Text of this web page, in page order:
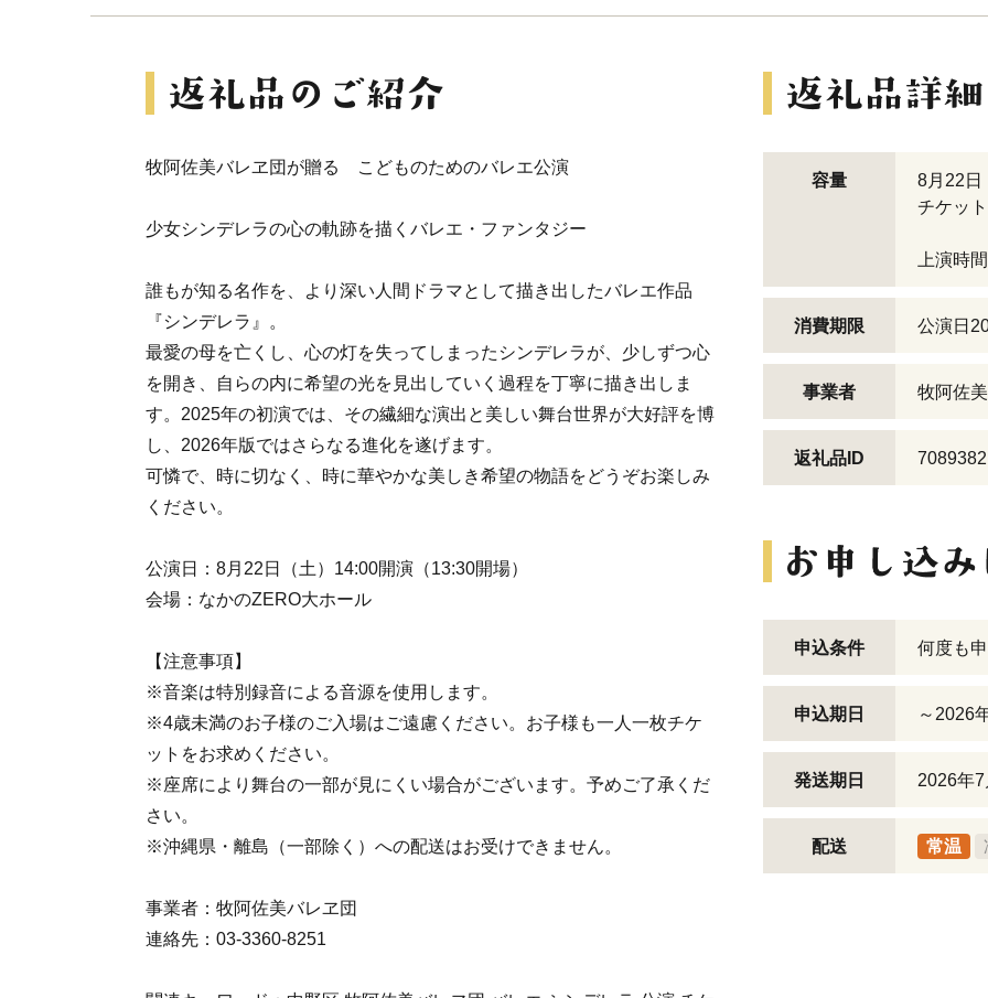
牧阿佐美バレヱ団が贈る こどものためのバレエ公演
少女シンデレラの心の軌跡を描くバレエ・ファンタジー
誰もが知る名作を、より深い人間ドラマとして描き出したバレエ作品
『シンデレラ』。
最愛の母を亡くし、心の灯を失ってしまったシンデレラが、少しずつ心
を開き、自らの内に希望の光を見出していく過程を丁寧に描き出しま
す。2025年の初演では、その繊細な演出と美しい舞台世界が大好評を博
し、2026年版ではさらなる進化を遂げます。
可憐で、時に切なく、時に華やかな美しき希望の物語をどうぞお楽しみ
ください。
公演日：8月22日（土）14:00開演（13:30開場）
会場：なかのZERO大ホール
【注意事項】
※音楽は特別録音による音源を使用します。
※4歳未満のお子様のご入場はご遠慮ください。お子様も一人一枚チケ
ットをお求めください。
※座席により舞台の一部が見にくい場合がございます。予めご了承くだ
さい。
※沖縄県・離島（一部除く）への配送はお受けできません。
事業者：牧阿佐美バレヱ団
連絡先：03-3360-8251
容量
8月22日
チケッ
上演時
消費期限 公演日
事業者 牧阿佐
返礼品ID 7089382
申込条件 何度も
申込期日 ～2026
発送期日 2026年
配送 常温